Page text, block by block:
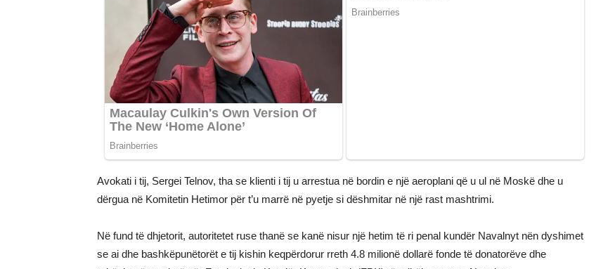
Avokati i tij, Sergei Telnov, tha se klienti i tij u arrestua në bordin e një aeroplani që u ul në Moskë dhe u
dërgua në Komitetin Hetimor për t’u marrë në pyetje si dëshmitar në një rast mashtrimi.
Në fund të dhjetorit, autoritetet ruse thanë se kanë nisur një hetim të ri penal kundër Navalnyt nën dyshimet
se ai dhe bashkëpunëtorët e tij kishin keqpërdorur rreth 4.8 milionë dollarë fonde të donatorëve dhe